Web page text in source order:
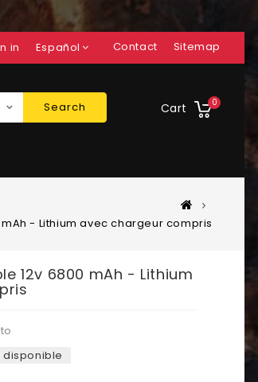
Contact Sitemap
Español
in
Cart 0
Search
- Lithium avec chargeur compris
12v 6800 mAh - Lithium
disponible